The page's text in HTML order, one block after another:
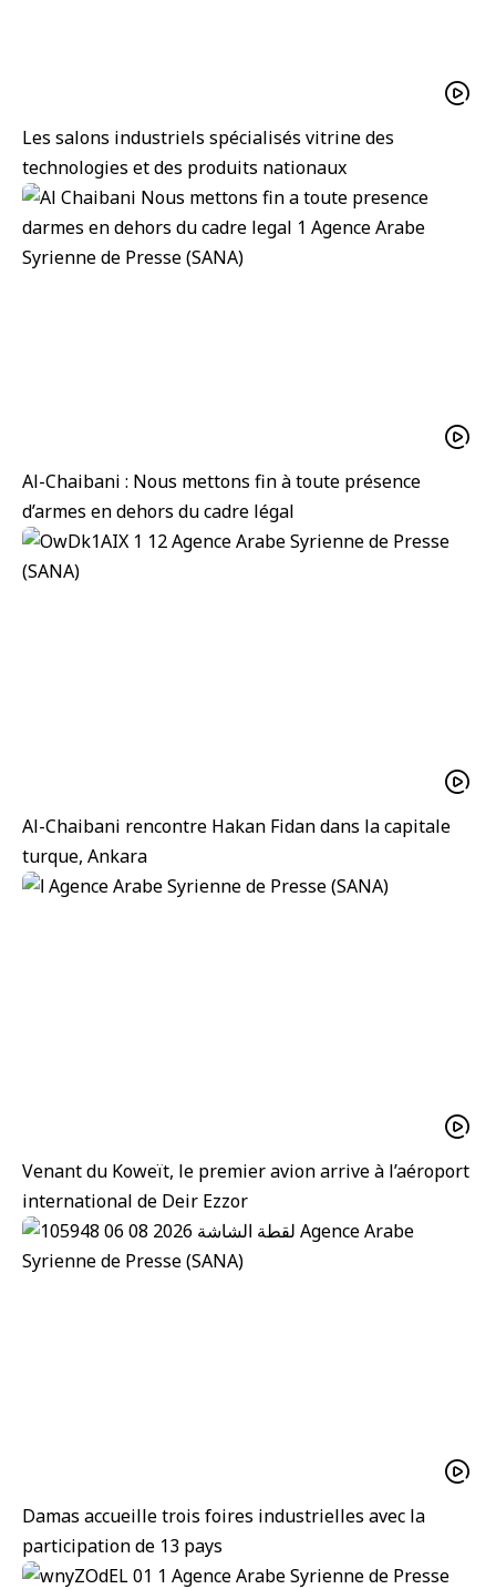
Les salons industriels spécialisés vitrine des
technologies et des produits nationaux
Al-Chaibani : Nous mettons fin à toute présence
d’armes en dehors du cadre légal
Al-Chaibani rencontre Hakan Fidan dans la capitale
turque, Ankara
Venant du Koweït, le premier avion arrive à l’aéroport
international de Deir Ezzor
Damas accueille trois foires industrielles avec la
participation de 13 pays